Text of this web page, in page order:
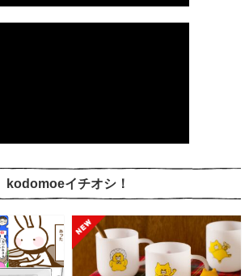
kodomoeイチオシ！